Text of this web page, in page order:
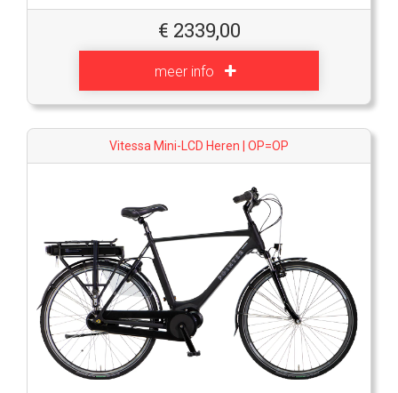
€ 2339,00
meer info
Vitessa Mini-LCD Heren | OP=OP